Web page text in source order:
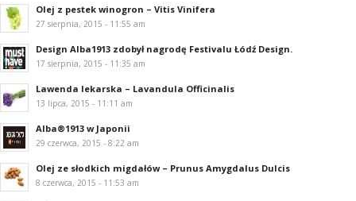
Olej z pestek winogron – Vitis Vinifera
27 sierpnia, 2015 - 11:55 am
Design Alba1913 zdobył nagrodę Festivalu Łódź Design.
17 sierpnia, 2015 - 11:35 am
Lawenda lekarska – Lavandula Officinalis
13 lipca, 2015 - 11:11 am
Alba®1913 w Japonii
29 czerwca, 2015 - 8:22 am
Olej ze słodkich migdałów – Prunus Amygdalus Dulcis
8 czerwca, 2015 - 11:53 am